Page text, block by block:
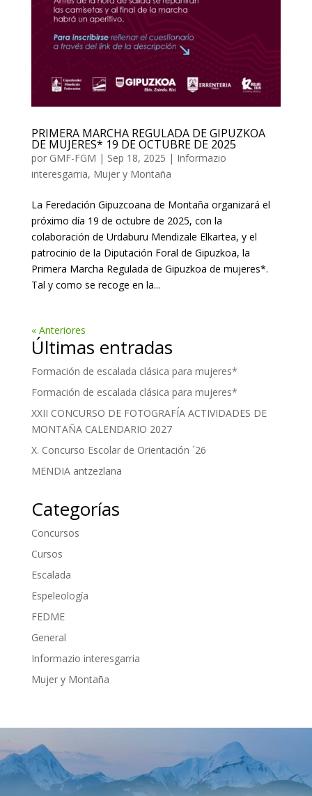
PRIMERA MARCHA REGULADA DE GIPUZKOA
DE MUJERES* 19 DE OCTUBRE DE 2025
por GMF-FGM | Sep 18, 2025 | Informazio
interesgarria, Mujer y Montaña
La Feredación Gipuzcoana de Montaña organizará el
próximo día 19 de octubre de 2025, con la
colaboración de Urdaburu Mendizale Elkartea, y el
patrocinio de la Diputación Foral de Gipuzkoa, la
Primera Marcha Regulada de Gipuzkoa de mujeres*.
Tal y como se recoge en la...
« Anteriores
Últimas entradas
Formación de escalada clásica para mujeres*
Formación de escalada clásica para mujeres*
XXII CONCURSO DE FOTOGRAFÍA ACTIVIDADES DE
MONTAÑA CALENDARIO 2027
X. Concurso Escolar de Orientación ´26
MENDIA antzezlana
Categorías
Concursos
Cursos
Escalada
Espeleología
FEDME
General
Informazio interesgarria
Mujer y Montaña